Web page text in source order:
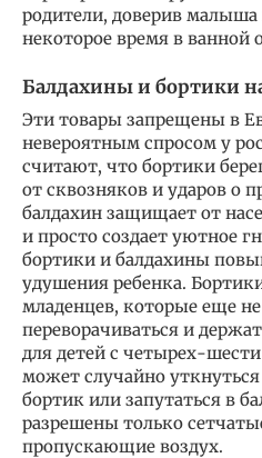
родители, доверив малыша
некоторое время в ванной
Балдахины и бортики
Эти товары запрещены в
невероятным спросом у
считают, что бортики
от сквозняков и ударов о
балдахин защищает от
и просто создает уютное
бортики и балдахины
удушения ребенка.
младенцев, которые еще
переворачиваться и
для детей с четырех-
может случайно
бортик или запутаться в
разрешены только
пропускающие воздух.